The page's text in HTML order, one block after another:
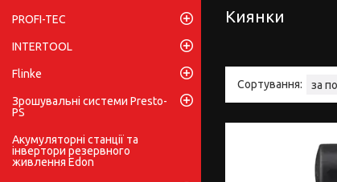
Киянки
PROFI-TEC
INTERTOOL
Flinke
Зрошувальні системи Presto-
PS
Акумуляторні станції та
інвертори резервного
живлення Edon